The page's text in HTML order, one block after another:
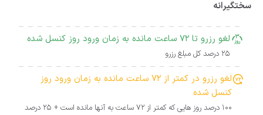
سختگیرانه
لغو رزرو تا 72 ساعت مانده به زمان ورود روز کنسل شده
25 درصد کل مبلغ رزرو
لغو رزرو در کمتر از 72 ساعت مانده به زمان ورود روز
کنسل شده
100 درصد روز هایی که کمتر از 72 ساعت به آنها مانده است + 25 درصد